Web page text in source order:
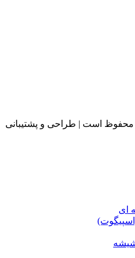
است | طراحی و پشتیبانی
ای